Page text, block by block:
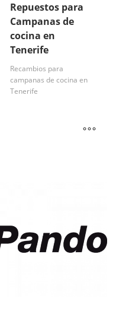
Repuestos para
Campanas de
cocina en
Tenerife
Recambios para
campanas de cocina en
Tenerife